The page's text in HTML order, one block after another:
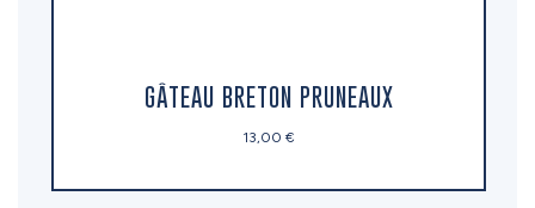
GÂTEAU BRETON PRUNEAUX
13,00 €